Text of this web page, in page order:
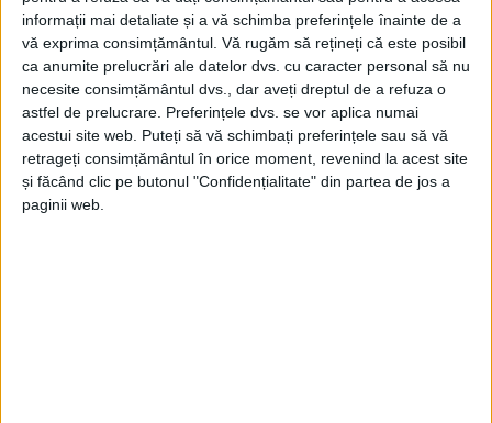
informații mai detaliate și a vă schimba preferințele înainte de a
vă exprima consimțământul. Vă rugăm să rețineți că este posibil
ca anumite prelucrări ale datelor dvs. cu caracter personal să nu
necesite consimțământul dvs., dar aveți dreptul de a refuza o
astfel de prelucrare. Preferințele dvs. se vor aplica numai
acestui site web. Puteți să vă schimbați preferințele sau să vă
retrageți consimțământul în orice moment, revenind la acest site
și făcând clic pe butonul "Confidențialitate" din partea de jos a
paginii web.
Mere și stîlpi